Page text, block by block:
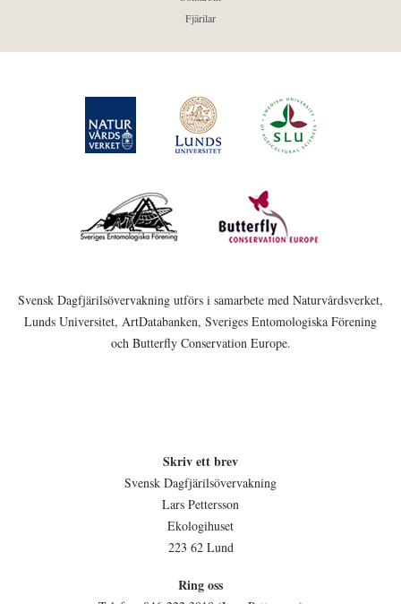
Fjärilar
Svensk Dagfjärilsövervakning utförs i samarbete med Naturvårdsverket,
Lunds Universitet, ArtDatabanken, Sveriges Entomologiska Förening
och Butterfly Conservation Europe.
Skriv ett brev
Svensk Dagfjärilsövervakning
Lars Pettersson
Ekologihuset
223 62 Lund
Ring oss